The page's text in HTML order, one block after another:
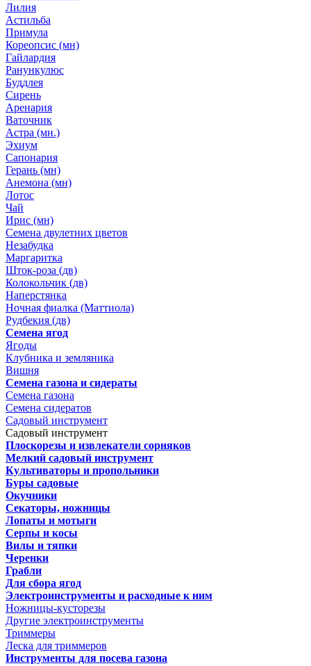
Лилия
Астильба
Примула
Кореопсис (мн)
Гайлардия
Ранункулюс
Буддлея
Сирень
Аренария
Ваточник
Астра (мн.)
Эхиум
Сапонария
Герань (мн)
Анемона (мн)
Лотос
Чай
Ирис (мн)
Семена двулетних цветов
Незабудка
Маргаритка
Шток-роза (дв)
Колокольчик (дв)
Наперстянка
Ночная фиалка (Маттиола)
Рудбекия (дв)
Семена ягод
Ягоды
Клубника и земляника
Вишня
Семена газона и сидераты
Семена газона
Семена сидератов
Садовый инструмент
Садовый инструмент
Плоскорезы и извлекатели сорняков
Мелкий садовый инструмент
Культиваторы и пропольники
Буры садовые
Окучники
Секаторы, ножницы
Лопаты и мотыги
Серпы и косы
Вилы и тяпки
Черенки
Грабли
Для сбора ягод
Электроинструменты и расходные к ним
Ножницы-кусторезы
Другие электроинструменты
Триммеры
Леска для триммеров
Инструменты для посева газона